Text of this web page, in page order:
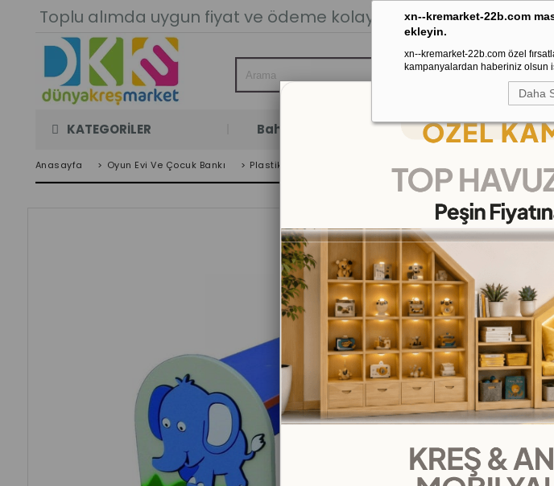
xn--kremarket-22b.com
ekleyin.
xn--kremarket-22b.com özel
kampanyalardan haberiniz olsun
Daha
Toplu alımda uygun fiyat ve ödeme kolaylığı. Stoktan
KATEGORİLER Bahçe Oyun Odası Kaydırak
Anasayfa > Oyun Evi Ve Çocuk Bankı > Plastik Bank Ve Çit Fil Figürlü Bank 120x35x30 CM